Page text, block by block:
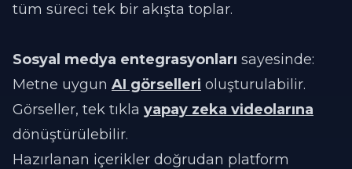
tüm süreci tek bir akışta toplar.
Sosyal medya entegrasyonları sayesinde:
Metne uygun AI görselleri oluşturulabilir.
Görseller, tek tıkla yapay zeka videolarına
dönüştürülebilir.
Hazırlanan içerikler doğrudan platform